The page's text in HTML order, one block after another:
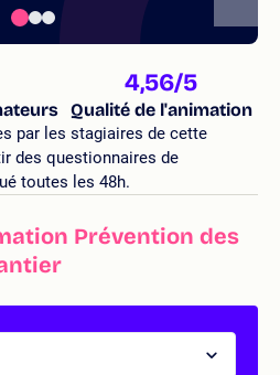
4,56/5
Qualité de l'animation
par les stagiaires de cette
des questionnaires de
toutes les 48h.
Prévention des